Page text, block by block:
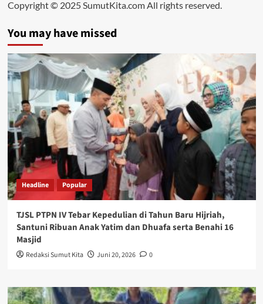
Copyright © 2025 SumutKita.com All rights reserved.
You may have missed
Headline Popular
TJSL PTPN IV Tebar Kepedulian di Tahun Baru Hijriah,
Santuni Ribuan Anak Yatim dan Dhuafa serta Benahi 16
Masjid
Redaksi Sumut Kita Juni 20, 2026 0